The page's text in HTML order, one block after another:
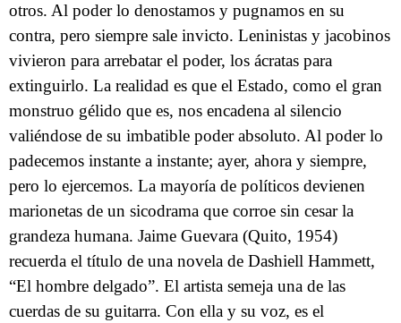
otros. Al poder lo denostamos y pugnamos en su
contra, pero siempre sale invicto. Leninistas y jacobinos
vivieron para arrebatar el poder, los ácratas para
extinguirlo. La realidad es que el Estado, como el gran
monstruo gélido que es, nos encadena al silencio
valiéndose de su imbatible poder absoluto. Al poder lo
padecemos instante a instante; ayer, ahora y siempre,
pero lo ejercemos. La mayoría de políticos devienen
marionetas de un sicodrama que corroe sin cesar la
grandeza humana. Jaime Guevara (Quito, 1954)
recuerda el título de una novela de Dashiell Hammett,
“El hombre delgado”. El artista semeja una de las
cuerdas de su guitarra. Con ella y su voz, es el